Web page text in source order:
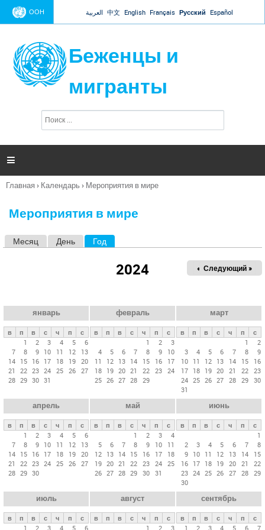
Jump to navigation
ООН العربية 中文 English Français Русский Español
Беженцы и
мигранты
п
и

Вы
Главная › Календарь › Мероприятия в мире
Мероприятия в мире
е
в
л
а
д
к
и
Месяц День Год
2024 « Пред.
Следующий »
январь
в п в с ч п
с
1
2 3 4 5
6
7
8 9 10 11 12
13
14 15 16 17 18 19 20
21
22 23 24 25 26 27
28 29 30 31
февраль
в п в с ч п
с
1
2
3
4
5 6 7 8 9
10
11
12 13 14 15 16
17
18 19 20 21 22 23 24
25 26 27 28 29
март
в п в с ч п
с
1
2
3
4 5 6 7 8
9
10 11 12 13 14 15
16
17 18 19 20 21 22 23
24 25 26 27 28 29 30
31
апрель
в п в с ч п
с
1
2 3 4 5
6
7
8 9 10 11 12
13
14 15 16 17 18 19 20
21
22 23 24 25 26 27
28 29 30
май
в п в с ч п
с
1
2 3
4
5
6 7 8 9 10
11
12 13 14 15 16 17
18
19 20 21 22 23 24 25
26 27 28 29 30 31
июнь
в п в с ч п
с
1
2
3 4 5 6 7
8
9 10 11 12 13 14
15
16 17 18 19 20 21
22
23 24 25 26 27 28 29
30
июль
в п в с ч п
с
1
2 3 4 5 6
август
в п в с ч п
с
1
2 3
сентябрь
в п в с ч п
с
1
2 3 4 5 6 7